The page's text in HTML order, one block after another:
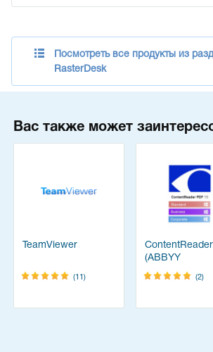
Посмотреть все продукты из
RasterDesk
Вас также может
TeamViewer
(11)
(ABBYY
FineReader)
(2)